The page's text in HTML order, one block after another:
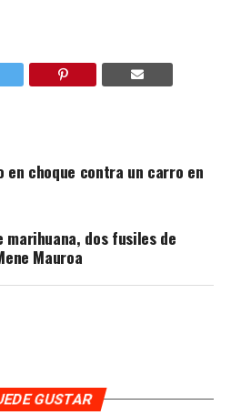
en choque contra un carro en
dos fusiles de
Mauroa
GUSTAR